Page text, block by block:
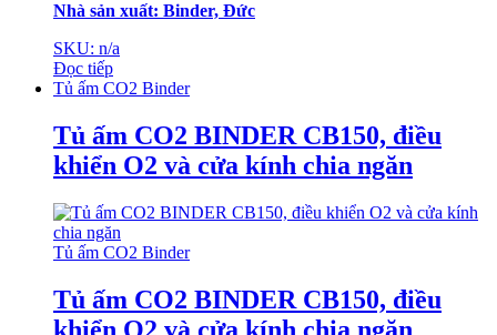
Nhà sản xuất: Binder, Đức
SKU: n/a
Đọc tiếp
Tủ ấm CO2 Binder
Tủ ấm CO2 BINDER CB150, điều
khiển O2 và cửa kính chia ngăn
Tủ ấm CO2 Binder
Tủ ấm CO2 BINDER CB150, điều